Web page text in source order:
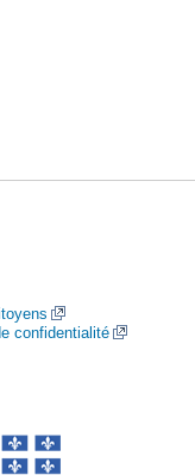
confidentialité